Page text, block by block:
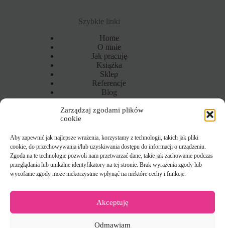
Zarządzaj zgodami plików
cookie
Aby zapewnić jak najlepsze wrażenia, korzystamy z technologii, takich jak pliki
cookie, do przechowywania i/lub uzyskiwania dostępu do informacji o urządzeniu.
Zgoda na te technologie pozwoli nam przetwarzać dane, takie jak zachowanie podczas
przeglądania lub unikalne identyfikatory na tej stronie. Brak wyrażenia zgody lub
wycofanie zgody może niekorzystnie wpłynąć na niektóre cechy i funkcje.
Akceptuję
Odmawiam
Szybkie linki
Home
O mnie
Jak pracuję
Książka
Sklep
Referencje
Blog
Kontakt
Wiecej
Regulamin
Kontakt